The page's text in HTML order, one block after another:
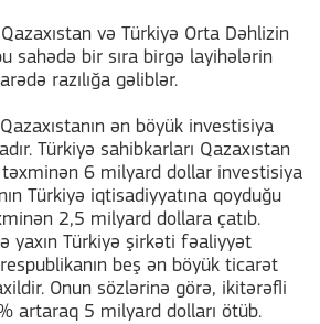
və Türkiyə Orta Dəhlizin
sahədə bir sıra birgə layihələrin
razılığa gəliblər.
ən böyük investisiya
Türkiyə sahibkarları Qazaxıstan
təxminən 6 milyard dollar investisiya
Türkiyə iqtisadiyyatına qoyduğu
2,5 milyard dollara çatıb.
yaxın Türkiyə şirkəti fəaliyyət
beş ən böyük ticarət
Onun sözlərinə görə, ikitərəfli
artaraq 5 milyard dolları ötüb.